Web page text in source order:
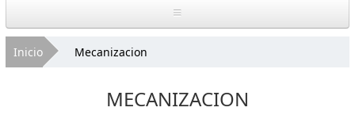
Inicio
Maquinas para madera usadas
Usted está aquí
Inicio Mecanizacion
MECANIZACION